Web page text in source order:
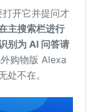
开它并提问才
主搜索栏进行
别为 AI 问答请
购物版 Alexa
处不在。